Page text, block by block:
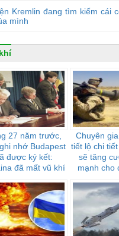
Kremlin đang tìm kiếm cái
mình
27 năm trước,
nhớ Budapest
được ký kết:
đã mất vũ khí
Chuyên
tiết lộ chi
sẽ tăng
mạnh cho
lửa
thăng